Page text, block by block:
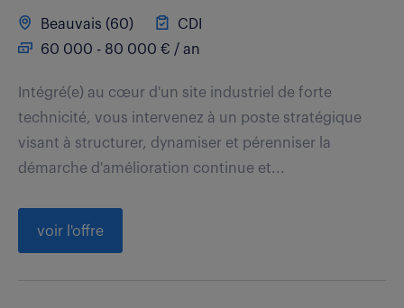
Beauvais (60)
CDI
60 000 - 80 000 € / an
Intégré(e) au cœur d'un site industriel de forte
technicité, vous intervenez à un poste stratégique
visant à structurer, dynamiser et pérenniser la
démarche d'amélioration continue et...
voir l'offre